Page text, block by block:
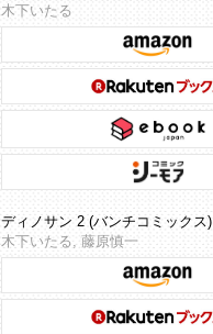
木下いたる
ディノサン 2 (バンチコミックス)
木下いたる, 藤原慎一